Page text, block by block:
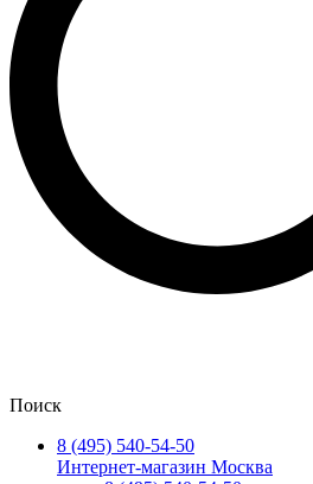
Поиск
8 (495) 540-54-50
Интернет-магазин Москва